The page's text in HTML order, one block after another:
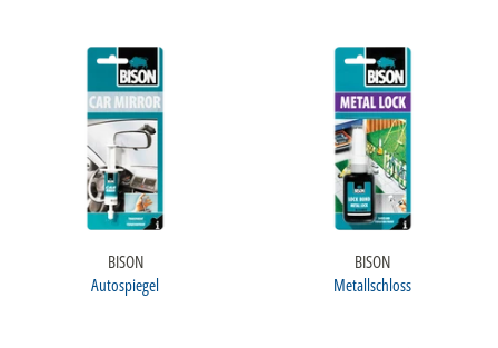
BISON
Autospiegel
BISON
Metallschloss